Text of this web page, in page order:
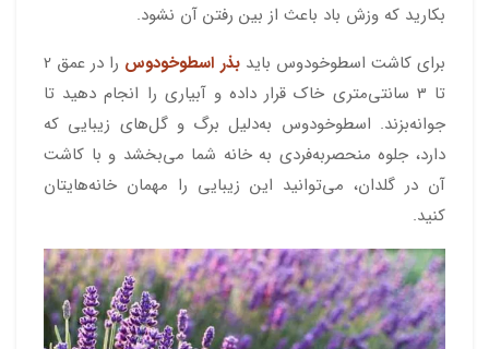
بکارید که وزش باد باعث از بین رفتن آن نشود.
برای کاشت اسطوخودوس باید بذر اسطوخودوس
را در عمق 2
تا 3 سانتی‌متری خاک قرار داده و آبیاری را انجام دهید تا
جوانه‌بزند. اسطوخودوس به‌دلیل برگ‌ و گل‌های زیبایی که
دارد، جلوه منحصربه‌فردی به خانه شما می‌بخشد و با کاشت
آن در گلدان، می‌توانید این زیبایی را مهمان خانه‌هایتان
کنید.